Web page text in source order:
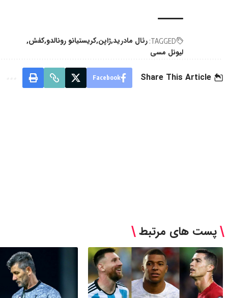
TAGGED: رئال مادریدژاپن کریستیانو رونالدو کفش
لیونل مسی
Share This Article
Facebook
پست های مرتبط